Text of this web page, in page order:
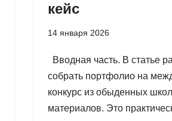
кейс
14 января 2026
Вводная часть. В статье
собрать портфолио на
конкурс из обыденных
материалов. Это